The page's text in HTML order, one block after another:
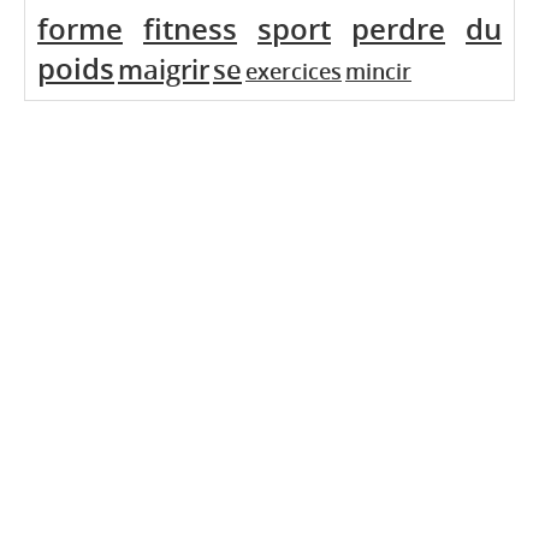
forme fitness sport perdre du
poidsmaigrirse exercices mincir